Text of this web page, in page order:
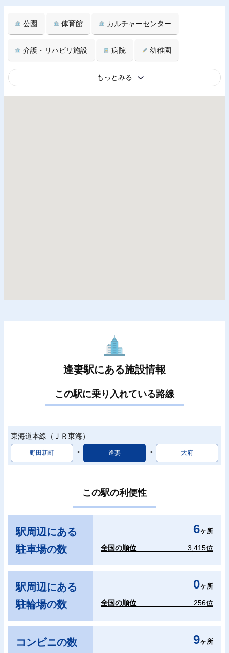
公園 体育館 カルチャーセンター
介護・リハビリ施設 病院 幼稚園
もっとみる
逢妻駅にある施設情報
この駅に乗り入れている路線
東海道本線（ＪＲ東海）
野田新町 逢妻 大府
この駅の利便性
駅周辺にある
駐車場の数
6ヶ所
全国の順位 3,415位
駅周辺にある
駐輪場の数
0ヶ所
全国の順位 256位
コンビニの数 9ヶ所